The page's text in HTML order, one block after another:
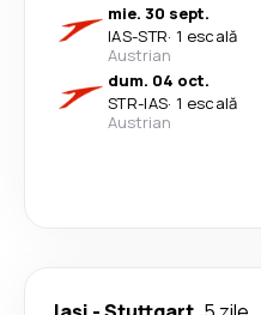
mie. 30 sept.
IAS-STR· 1 escală
Austrian
dum. 04 oct.
STR-IAS· 1 escală
Austrian